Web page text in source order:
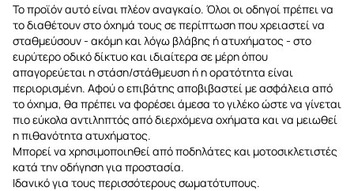
Το προϊόν αυτό είναι πλέον αναγκαίο. Όλοι οι οδηγοί πρέπει να
το διαθέτουν στο όχημά τους σε περίπτωση που χρειαστεί να
σταθμεύσουν - ακόμη και λόγω βλάβης ή ατυχήματος - στο
ευρύτερο οδικό δίκτυο και ιδιαίτερα σε μέρη όπου
απαγορεύεται η στάση/στάθμευση ή η ορατότητα είναι
περιορισμένη. Αφού ο επιβάτης αποβιβαστεί με ασφάλεια από
το όχημα, θα πρέπει να φορέσει άμεσα το γιλέκο ώστε να γίνεται
πιο εύκολα αντιληπτός από διερχόμενα οχήματα και να μειωθεί
η πιθανότητα ατυχήματος.
Μπορεί να χρησιμοποιηθεί από ποδηλάτες και μοτοσικλετιστές
κατά την οδήγηση για προστασία.
Ιδανικό για τους περισσότερους σωματότυπους.